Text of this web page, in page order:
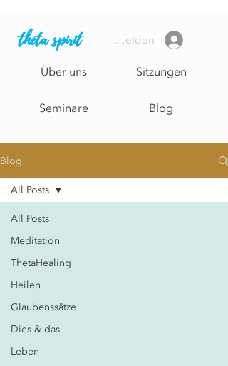
theta spirit
Über uns
Seminare
Sitzungen
Blog
Anmelden
Blog
All Posts
Meditation
ThetaHealing
Heilen
Glaubenssätze
Dies & das
Leben
All Posts